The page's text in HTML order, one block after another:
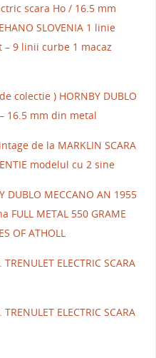
scara Ho / 16.5 mm
SLOVENIA 1 linie
9 linii curbe 1 macaz
colectie ) HORNBY DUBLO
16.5 mm din metal
de la MARKLIN SCARA
modelul cu 2 sine
DUBLO MECCANO AN 1955
METAL 550 GRAME
OF ATHOLL
ELECTRIC SCARA
ELECTRIC SCARA